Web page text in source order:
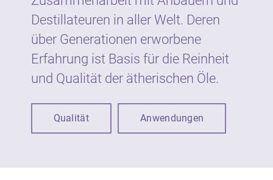
Destillateuren in aller Welt. Deren
über Generationen erworbene
Erfahrung ist Basis für die Reinheit
und Qualität der ätherischen Öle.
Qualität Anwendungen